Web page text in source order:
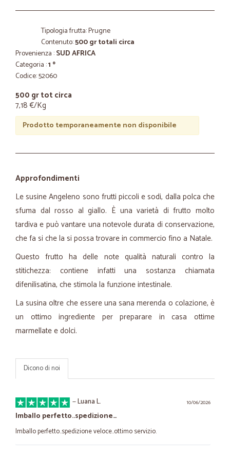
Tipologia frutta: Prugne
Contenuto:500 gr totali circa
Provenienza :SUD AFRICA
Categoria :1 º
Codice: 52060
500 gr tot circa
7,18 €/Kg
Prodotto temporaneamente non disponibile
Approfondimenti
Le susine Angeleno sono frutti piccoli e sodi, dalla polca che
sfuma dal rosso al giallo. È una varietà di frutto molto
tardiva e può vantare una notevole durata di conservazione,
che fa si che la si possa trovare in commercio fino a Natale.
Questo frutto ha delle note qualità naturali contro la
stitichezza: contiene infatti una sostanza chiamata
difenilisatina, che stimola la funzione intestinale.
La susina oltre che essere una sana merenda o colazione, è
un ottimo ingrediente per preparare in casa ottime
marmellate e dolci.
Dicono di noi
10/06/2026
—Luana L.
Imballo perfetto..spedizione…
Imballo perfetto..spedizione veloce..ottimo servizio.